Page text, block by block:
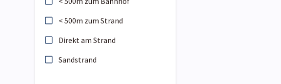
< 500m zum Strand
Direkt am Strand
Sandstrand